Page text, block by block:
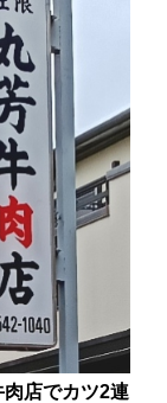
店でカツ2連